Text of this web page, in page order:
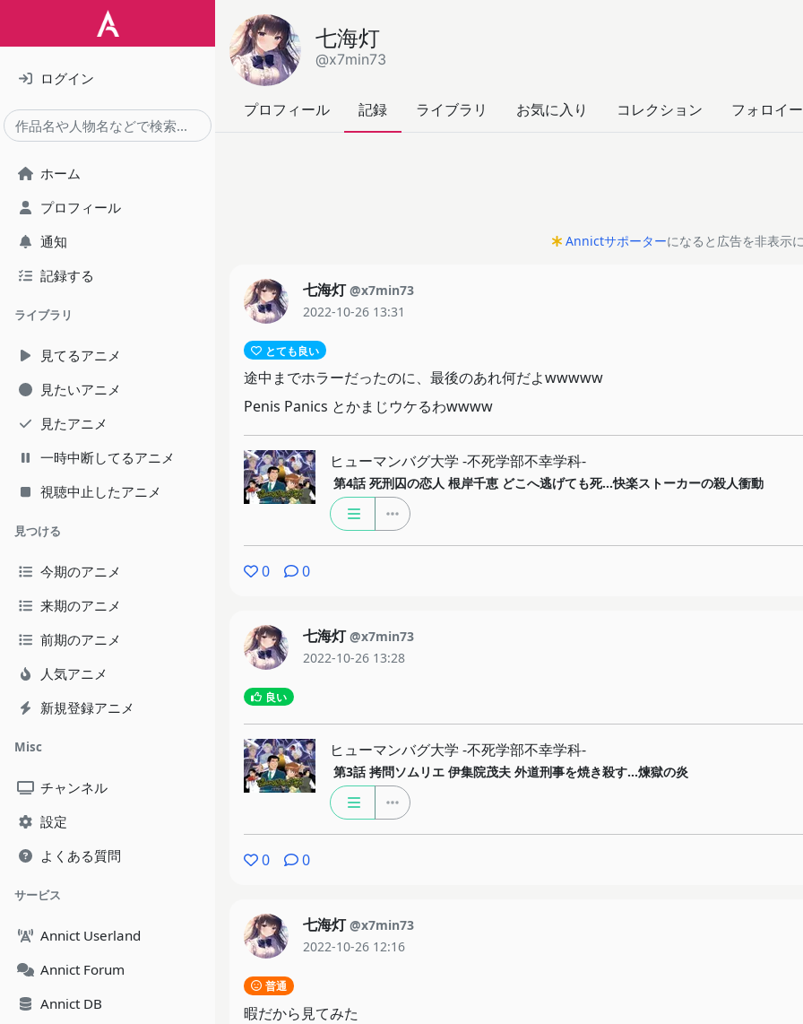
ログイン
ホーム
プロフィール
通知
記録する
ライブラリ
見てるアニメ
見たいアニメ
見たアニメ
一時中断してるアニメ
視聴中止したアニメ
見つける
今期のアニメ
来期のアニメ
前期のアニメ
人気アニメ
新規登録アニメ
Misc
チャンネル
設定
よくある質問
サービス
Annict Userland
Annict Forum
Annict DB
七海灯
@x7min73
プロフィール 記録 ライブラリ お気に入り コレクション フォロイー
Annictサポーターになると広告を非表示
七海灯 @x7min73
2022-10-26 13:31
とても良い
途中までホラーだったのに、最後のあれ何だよwwwww
Penis Panics とかまじウケるわwwww
ヒューマンバグ大学 -不死学部不幸学科-
第4話 死刑囚の恋人 根岸千恵 どこへ逃げても死…快楽ストーカーの殺人衝動
0 0
七海灯 @x7min73
2022-10-26 13:28
良い
ヒューマンバグ大学 -不死学部不幸学科-
第3話 拷問ソムリエ 伊集院茂夫 外道刑事を焼き殺す...煉獄の炎
0 0
七海灯 @x7min73
2022-10-26 12:16
普通
暇だから見てみた